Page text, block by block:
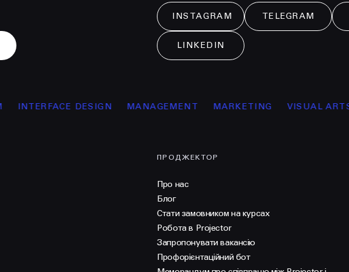
INSTAGRAM TELEGRAM
LINKEDIN
INTERFACE DESIGN MANAGEMENT MARKETING VISUAL ARTS
ПРОДЖЕКТОР
Про нас
Блог
Стати замовником на курсах
Робота в Projector
Запропонувати вакансію
Профорієнтаційний бот